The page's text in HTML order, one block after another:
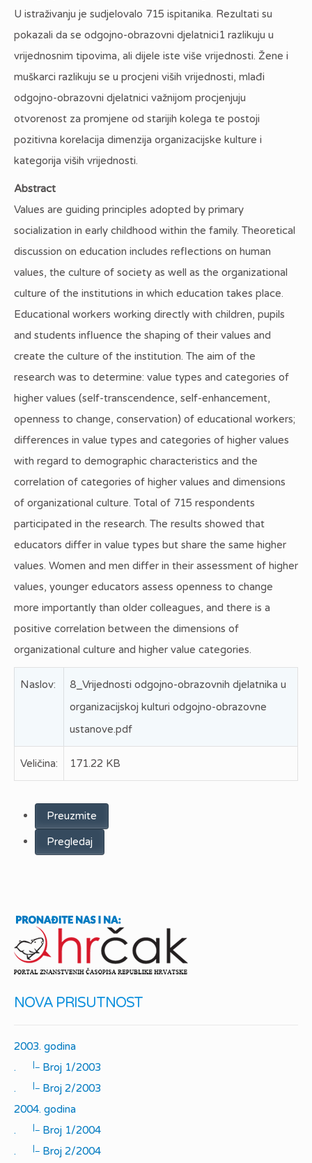
U istraživanju je sudjelovalo 715 ispitanika. Rezultati su
pokazali da se odgojno-obrazovni djelatnici1 razlikuju u
vrijednosnim tipovima, ali dijele iste više vrijednosti. Žene i
muškarci razlikuju se u procjeni viših vrijednosti, mlađi
odgojno-obrazovni djelatnici važnijom procjenjuju
otvorenost za promjene od starijih kolega te postoji
pozitivna korelacija dimenzija organizacijske kulture i
kategorija viših vrijednosti.
Abstract
Values are guiding principles adopted by primary
socialization in early childhood within the family. Theoretical
discussion on education includes reflections on human
values, the culture of society as well as the organizational
culture of the institutions in which education takes place.
Educational workers working directly with children, pupils
and students influence the shaping of their values and
create the culture of the institution. The aim of the
research was to determine: value types and categories of
higher values (self-transcendence, self-enhancement,
openness to change, conservation) of educational workers;
differences in value types and categories of higher values
with regard to demographic characteristics and the
correlation of categories of higher values and dimensions
of organizational culture. Total of 715 respondents
participated in the research. The results showed that
educators differ in value types but share the same higher
values. Women and men differ in their assessment of higher
values, younger educators assess openness to change
more importantly than older colleagues, and there is a
positive correlation between the dimensions of
organizational culture and higher value categories.
Naslov:
8_Vrijednosti odgojno-obrazovnih djelatnika u
organizacijskoj kulturi odgojno-obrazovne
ustanove.pdf
Veličina: 171.22 KB
Preuzmite
Pregledaj
NOVA PRISUTNOST
2003. godina
.
|_
Broj 1/2003
.
|_
Broj 2/2003
2004. godina
.
|_
Broj 1/2004
.
|_ Broj 2/2004